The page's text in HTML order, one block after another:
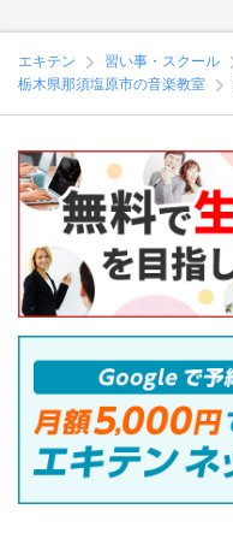
エキテン 習い事・スクール
栃木県那須塩原市の音楽教室